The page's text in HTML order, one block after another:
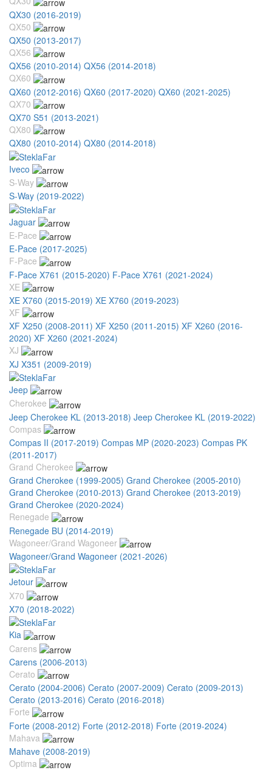
QX30 (2016-2019)
QX50
QX50 (2013-2017)
QX56
QX56 (2010-2014) QX56 (2014-2018)
QX60
QX60 (2012-2016) QX60 (2017-2020) QX60 (2021-2025)
QX70
QX70 S51 (2013-2021)
QX80
QX80 (2010-2014) QX80 (2014-2018)
Iveco
S-Way
S-Way (2019-2022)
Jaguar
E-Pace
E-Pace (2017-2025)
F-Pace
F-Pace X761 (2015-2020) F-Pace X761 (2021-2024)
XE
XE X760 (2015-2019) XE X760 (2019-2023)
XF
XF X250 (2008-2011) XF X250 (2011-2015) XF X260 (2016-
2020) XF X260 (2021-2024)
XJ
XJ X351 (2009-2019)
Jeep
Cherokee
Jeep Cherokee KL (2013-2018) Jeep Cherokee KL (2019-2022)
Compas
Compas II (2017-2019) Compas MP (2020-2023) Compas PK
(2011-2017)
Grand Cherokee
Grand Cherokee (1999-2005) Grand Cherokee (2005-2010)
Grand Cherokee (2010-2013) Grand Cherokee (2013-2019)
Grand Cherokee (2020-2024)
Renegade
Renegade BU (2014-2019)
Wagoneer/Grand Wagoneer
Wagoneer/Grand Wagoneer (2021-2026)
Jetour
X70
X70 (2018-2022)
Kia
Carens
Carens (2006-2013)
Cerato
Cerato (2004-2006) Cerato (2007-2009) Cerato (2009-2013)
Cerato (2013-2016) Cerato (2016-2018)
Forte
Forte (2008-2012) Forte (2012-2018) Forte (2019-2024)
Mahava
Mahave (2008-2019)
Optima